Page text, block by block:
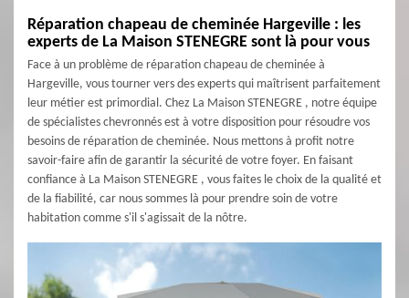
Réparation chapeau de cheminée Hargeville : les
experts de La Maison STENEGRE sont là pour vous
Face à un problème de réparation chapeau de cheminée à
Hargeville, vous tourner vers des experts qui maîtrisent parfaitement
leur métier est primordial. Chez La Maison STENEGRE , notre équipe
de spécialistes chevronnés est à votre disposition pour résoudre vos
besoins de réparation de cheminée. Nous mettons à profit notre
savoir-faire afin de garantir la sécurité de votre foyer. En faisant
confiance à La Maison STENEGRE , vous faites le choix de la qualité et
de la fiabilité, car nous sommes là pour prendre soin de votre
habitation comme s'il s'agissait de la nôtre.